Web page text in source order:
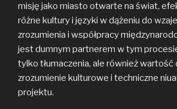
misję jako miasto otwarte na świat,
różne kultury i języki w dążeniu do
zrozumienia i współpracy
jest dumnym partnerem w tym
tylko tłumaczenia, ale również wartość
zrozumienie kulturowe i techniczne
projektu.